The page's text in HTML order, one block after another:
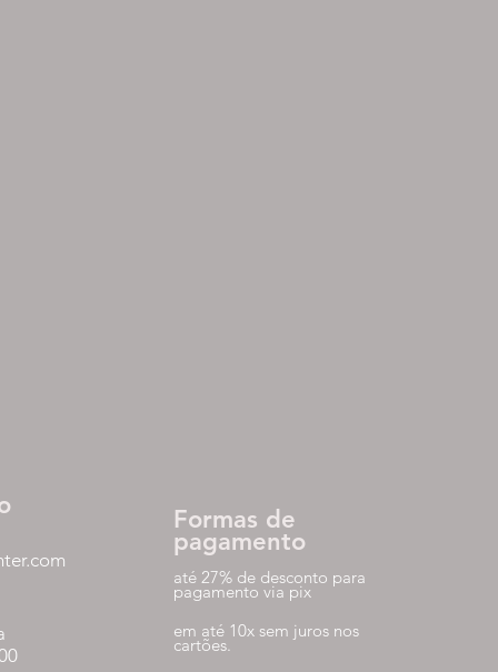
Formas de
pagamento
até 27% de desconto para
pagamento via pix
em até 10x sem juros nos
cartões.